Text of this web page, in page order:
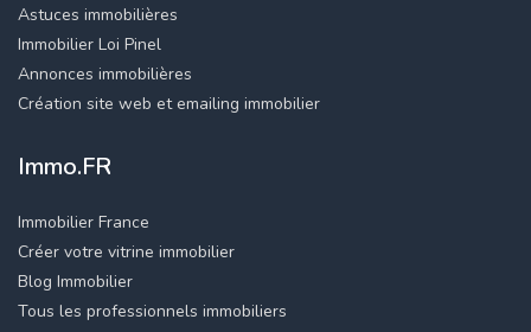
Astuces immobilières
Immobilier Loi Pinel
Annonces immobilières
Création site web et emailing immobilier
Immo.FR
Immobilier France
Créer votre vitrine immobilier
Blog Immobilier
Tous les professionnels immobiliers